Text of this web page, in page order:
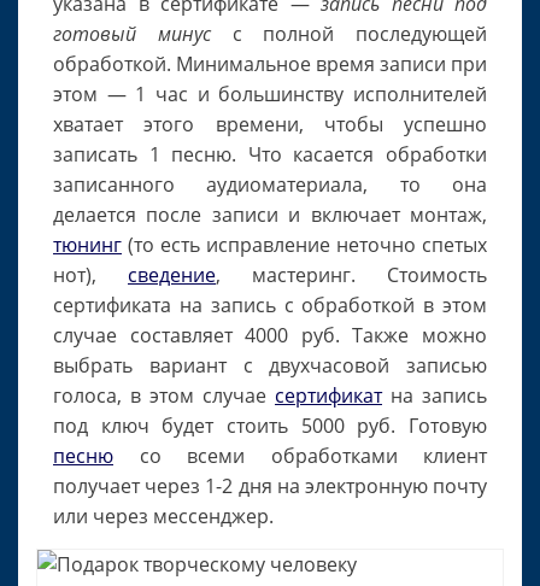
готовый минусс полной последующей
обработкой. Минимальное время записи при
этом — 1 час и большинству исполнителей
хватает этого времени, чтобы успешно
записать 1 песню. Что касается обработки
записанного аудиоматериала, то она
делается после записи и включает монтаж,
тюнинг (то есть исправление неточно спетых
нот), сведение, мастеринг. Стоимость
сертификата на запись с обработкой в этом
случае составляет 4000 руб. Также можно
выбрать вариант с двухчасовой записью
голоса, в этом случае сертификатна запись
под ключ будет стоить 5000 руб. Готовую
песню со всеми обработками клиент
получает через 1-2 дня на электронную почту
или через мессенджер.